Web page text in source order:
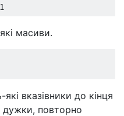
масиви.
які вказівники до кінця
дужки, повторно